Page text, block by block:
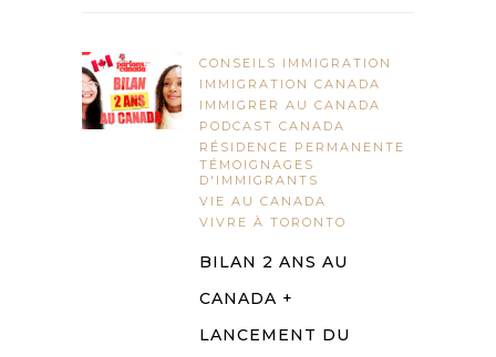
CONSEILS IMMIGRATION
IMMIGRATION CANADA
IMMIGRER AU CANADA
PODCAST CANADA
RÉSIDENCE PERMANENTE
TÉMOIGNAGES
D'IMMIGRANTS
VIE AU CANADA
VIVRE À TORONTO
BILAN 2 ANS AU
CANADA +
LANCEMENT DU